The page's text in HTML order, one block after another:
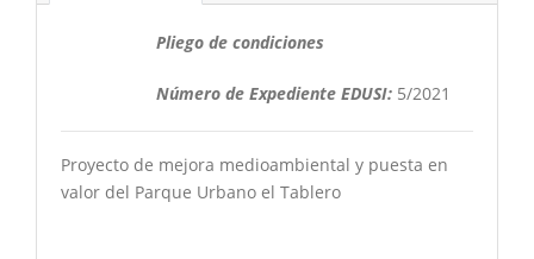
Pliego de condiciones
Número de Expediente EDUSI: 5/2021
Proyecto de mejora medioambiental y puesta en
valor del Parque Urbano el Tablero